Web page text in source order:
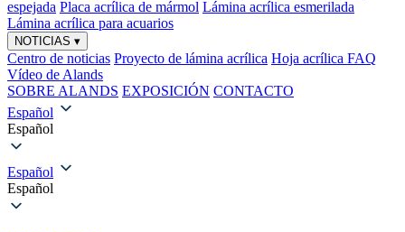
espejada Placa acrílica de mármol Lámina acrílica esmerilada
Lámina acrílica para acuarios
NOTICIAS ▾
Centro de noticias Proyecto de lámina acrílica Hoja acrílica FAQ
Vídeo de Alands
SOBRE ALANDS EXPOSICIÓN CONTACTO
Español
Español
Español
Español